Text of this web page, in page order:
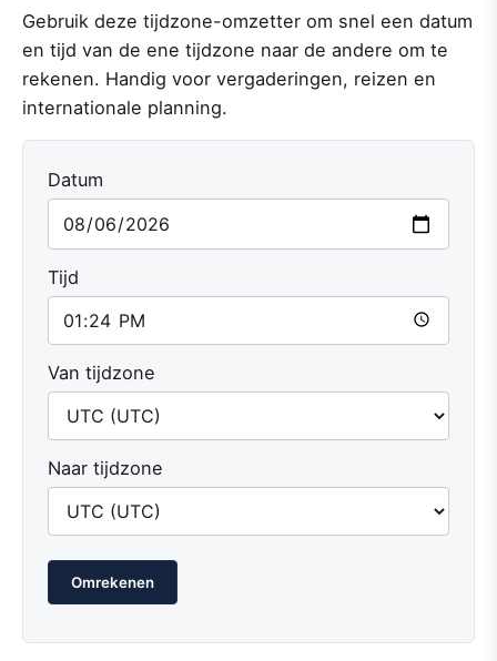
Gebruik deze tijdzone-omzetter om snel een datum
en tijd van de ene tijdzone naar de andere om te
rekenen. Handig voor vergaderingen, reizen en
internationale planning.
Datum
Tijd
Van tijdzone
Naar tijdzone
Omrekenen